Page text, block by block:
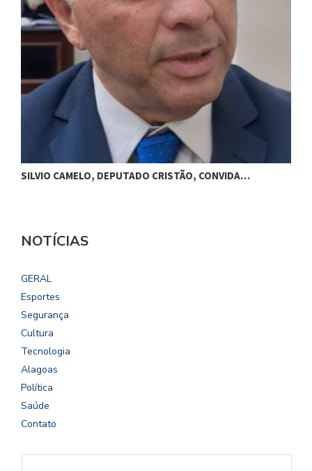
SILVIO CAMELO, DEPUTADO CRISTÃO, CONVIDA…
NOTÍCIAS
GERAL
Esportes
Segurança
Cultura
Tecnologia
Alagoas
Política
Saúde
Contato